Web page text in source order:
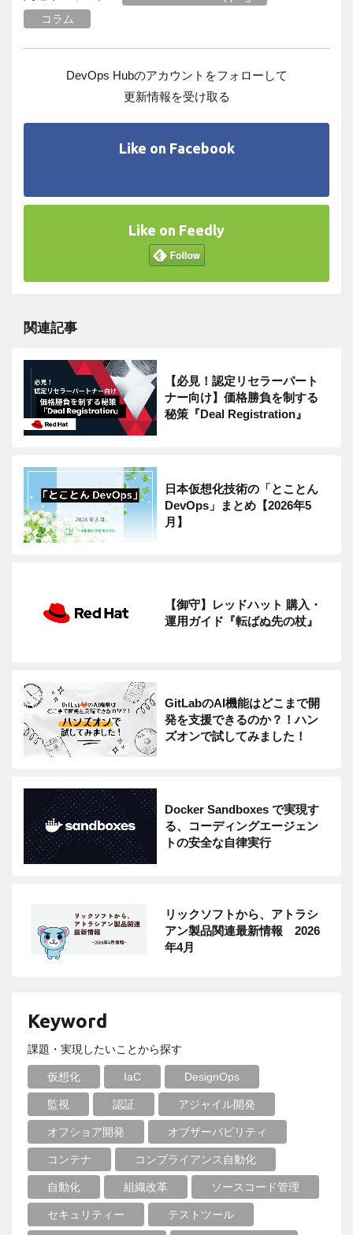
コラム
DevOps Hubのアカウントをフォローして
更新情報を受け取る
Like on Facebook
Like on Feedly
関連記事
【必見！認定リセラーパート
ナー向け】価格勝負を制する
秘策『Deal Registration』
日本仮想化技術の「とことん
DevOps」まとめ【2026年5
月】
【御守】レッドハット 購入・
運用ガイド『転ばぬ先の杖』
GitLabのAI機能はどこまで開
発を支援できるのか？！ハン
ズオンで試してみました！
Docker Sandboxes で実現す
る、コーディングエージェン
トの安全な自律実行
リックソフトから、アトラシ
アン製品関連最新情報 2026
年4月
Keyword
課題・実現したいことから探す
仮想化 IaC DesignOps
監視 認証 アジャイル開発
オフショア開発 オブザーバビリティ
コンテナ コンプライアンス自動化
自動化 組織改革 ソースコード管理
セキュリティー テストツール